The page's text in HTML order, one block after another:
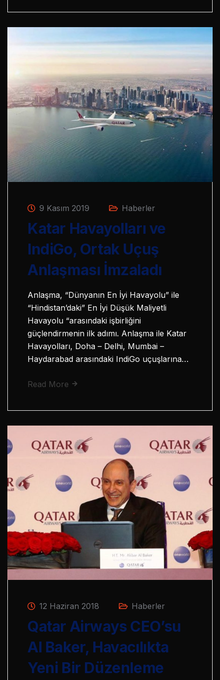
9 Kasım 2019 Haberler
Katar Havayolları ve
IndiGo, Ortak Uçuş
Anlaşması İmzaladı
Anlaşma, “Dünyanın En İyi Havayolu” ile
“Hindistan’daki” En İyi Düşük Maliyetli
Havayolu “arasındaki işbirliğini
güçlendirmenin ilk adımı. Anlaşma ile Katar
Havayolları, Doha – Delhi, Mumbai –
Haydarabad arasındaki IndiGo uçuşlarına…
Read More
12 Haziran 2018 Haberler
Qatar Airways CEO’su
Al Baker, Havacılıkta
Yeni Bir Düzenleme